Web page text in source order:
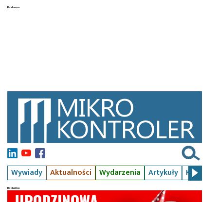
Wywiady Aktualności Wydarzenia Artykuły Kursy